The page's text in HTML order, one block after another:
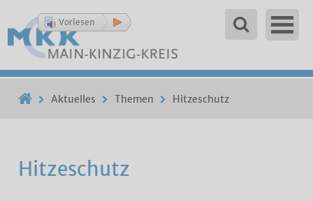
Vorlesen
Aktuelles Themen Hitzeschutz
Hitzeschutz